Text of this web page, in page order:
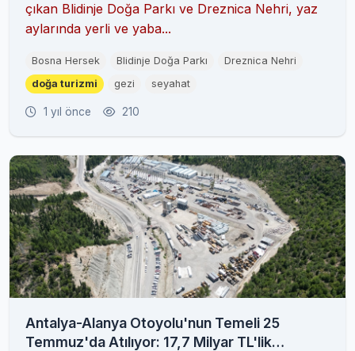
çıkan Blidinje Doğa Parkı ve Dreznica Nehri, yaz
aylarında yerli ve yaba...
Bosna Hersek Blidinje Doğa Parkı
Dreznica Nehri
doğa turizmi
gezi seyahat
1 yıl önce 210
Antalya-Alanya Otoyolu'nun Temeli 25
Temmuz'da Atılıyor: 17,7 Milyar TL'lik